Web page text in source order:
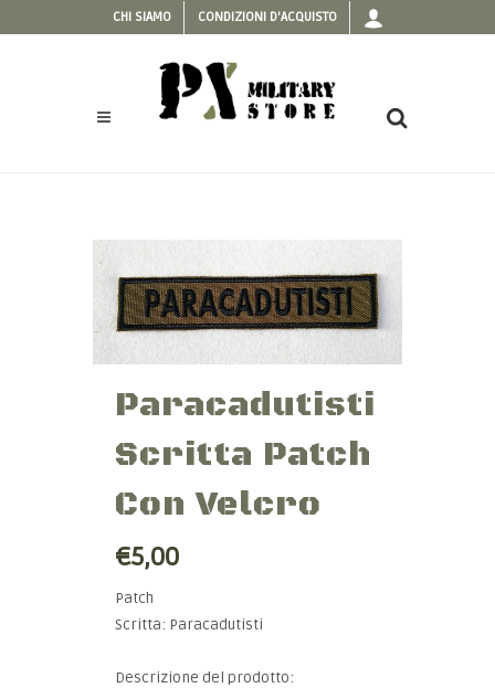
CHI SIAMO CONDIZIONI D'ACQUISTO
Paracadutisti
Scritta Patch
Con Velcro
€5,00
Patch
Scritta: Paracadutisti
Descrizione del prodotto: